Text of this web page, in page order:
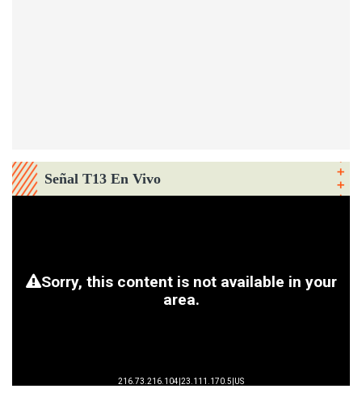
Señal T13 En Vivo